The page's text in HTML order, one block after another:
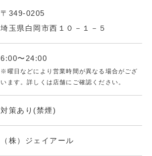
〒349-0205
埼玉県白岡市西１０－１－５
6:00〜24:00
※曜日などにより営業時間が異なる場合がござ
います。詳しくは店舗にご確認ください。
対策あり(禁煙)
（株）ジェイアール